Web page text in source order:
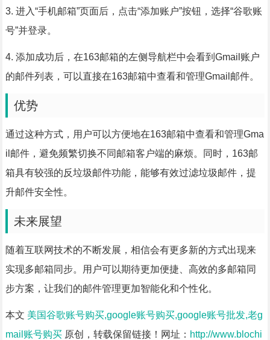
3. 进入“手机邮箱”页面后，点击“添加账户”按钮，选择“谷歌账
号”并登录。
4. 添加成功后，在163邮箱的左侧导航栏中会看到Gmail账户
的邮件列表，可以直接在163邮箱中查看和管理Gmail邮件。
优势
通过这种方式，用户可以方便地在163邮箱中查看和管理Gma
il邮件，避免频繁切换不同邮箱客户端的麻烦。同时，163邮
箱具有较强的反垃圾邮件功能，能够有效过滤垃圾邮件，提
升邮件安全性。
未来展望
随着互联网技术的不断发展，相信会有更多新的方式出现来
实现多邮箱同步。用户可以期待更加便捷、高效的多邮箱同
步方案，让我们的邮件管理更加智能化和个性化。
本文 美国谷歌账号购买,google账号购买,google账号批发,老g
mail账号购买原创，转载保留链接！网址： http://www.blochi